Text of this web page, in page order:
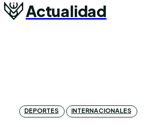
Actualidad
DEPORTES INTERNACIONALES